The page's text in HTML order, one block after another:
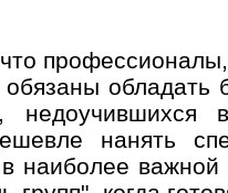
обладать
нанять
в наиболее